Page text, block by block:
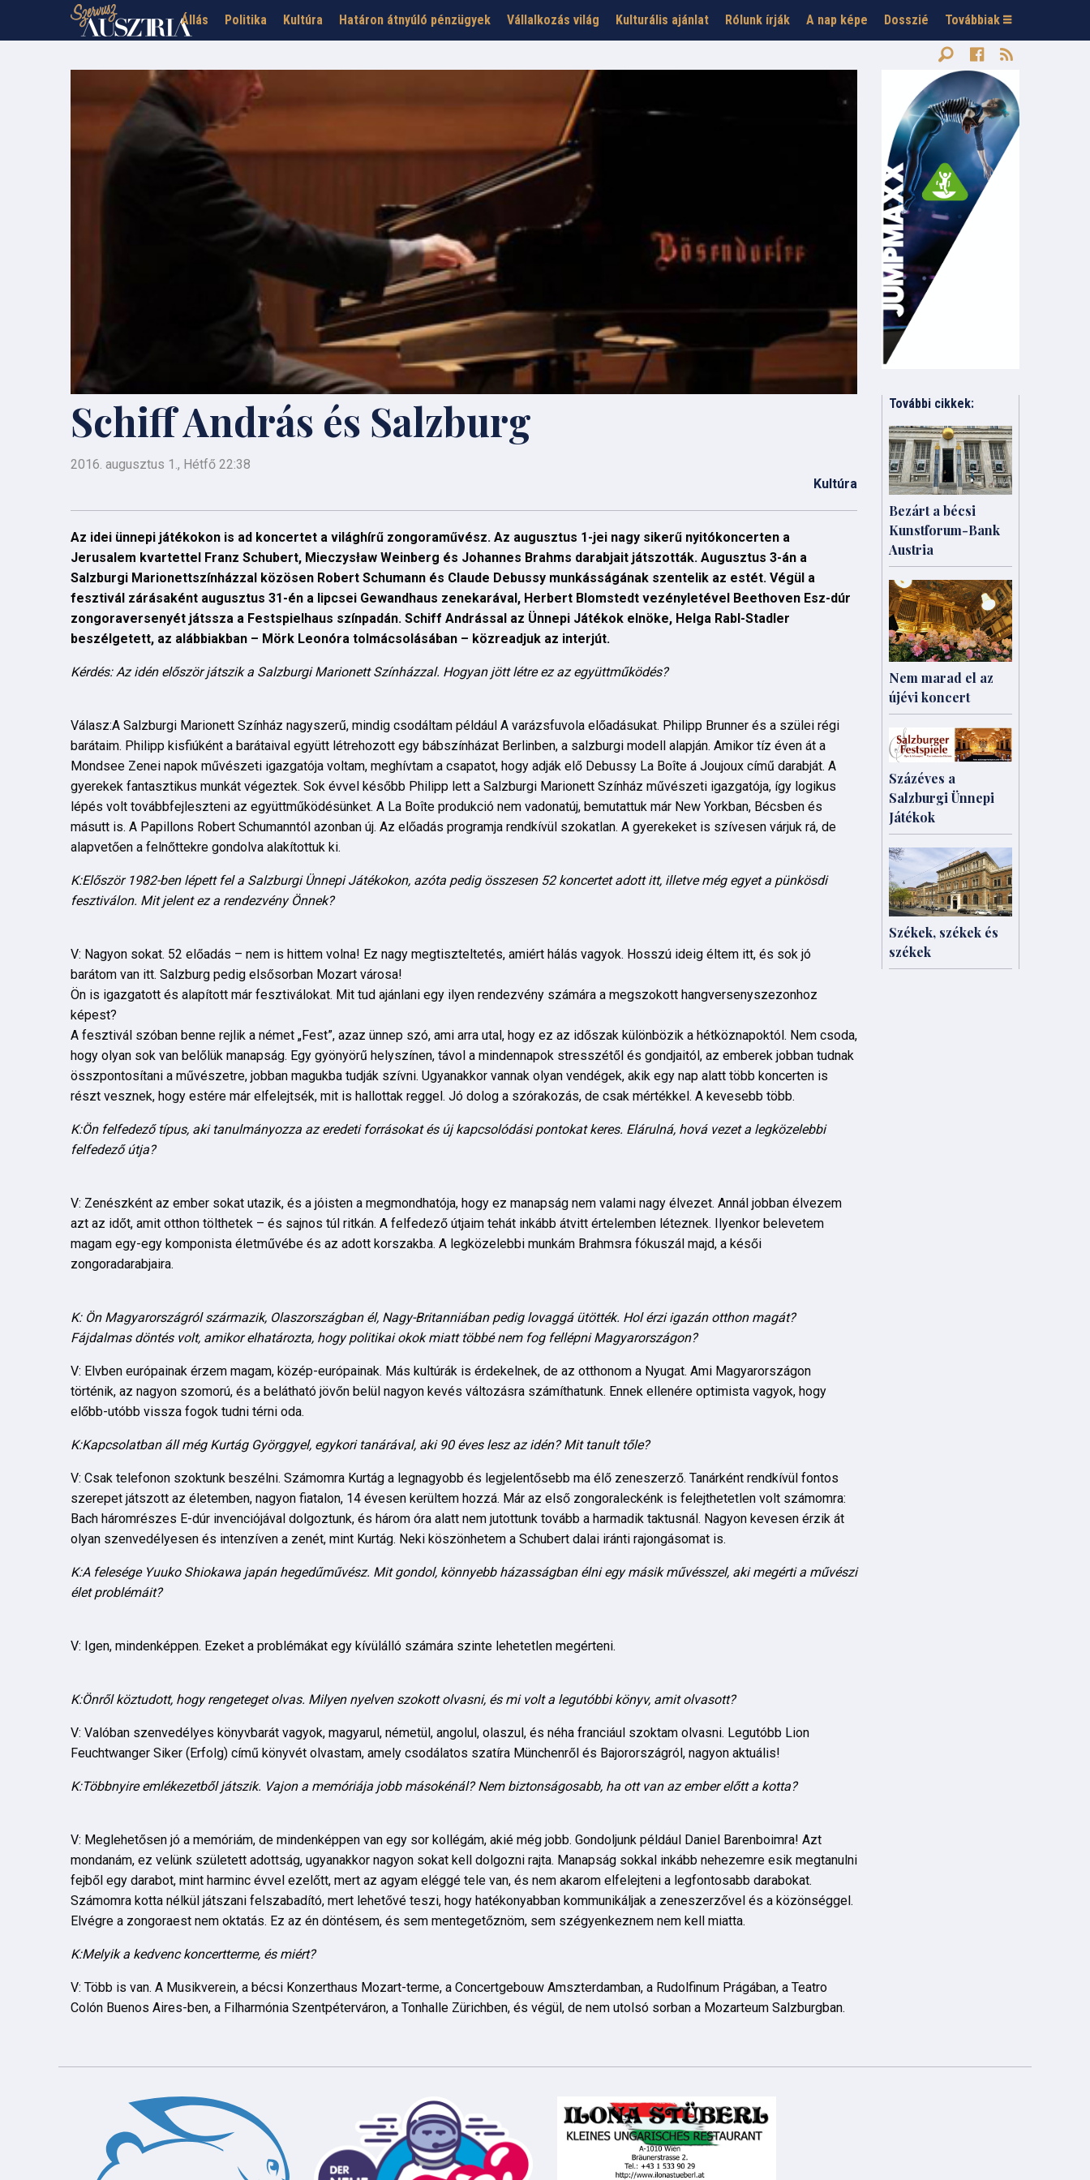
Állás Politika Kultúra Határon átnyúló pénzügyek Vállalkozás világ Kulturális ajánlat Rólunk írják A nap képe Dosszié Továbbiak
Schiff András és Salzburg
2016. augusztus 1., Hétfő 22:38
Kultúra
Az idei ünnepi játékokon is ad koncertet a világhírű zongoraművész. Az augusztus 1-jei nagy sikerű nyitókoncerten a
Jerusalem kvartettel Franz Schubert, Mieczysław Weinberg és Johannes Brahms darabjait játszották. Augusztus 3-án a
Salzburgi Marionettszínházzal közösen Robert Schumann és Claude Debussy munkásságának szentelik az estét. Végül a
fesztivál zárásaként augusztus 31-én a lipcsei Gewandhaus zenekarával, Herbert Blomstedt vezényletével Beethoven Esz-dúr
zongoraversenyét játssza a Festspielhaus színpadán. Schiff Andrással az Ünnepi Játékok elnöke, Helga Rabl-Stadler
beszélgetett, az alábbiakban – Mörk Leonóra tolmácsolásában – közreadjuk az interjút.
Kérdés: Az idén először játszik a Salzburgi Marionett Színházzal. Hogyan jött létre ez az együttműködés?
Válasz:A Salzburgi Marionett Színház nagyszerű, mindig csodáltam például A varázsfuvola előadásukat. Philipp Brunner és a szülei régi
barátaim. Philipp kisfiúként a barátaival együtt létrehozott egy bábszínházat Berlinben, a salzburgi modell alapján. Amikor tíz éven át a
Mondsee Zenei napok művészeti igazgatója voltam, meghívtam a csapatot, hogy adják elő Debussy La Boîte á Joujoux című darabját. A
gyerekek fantasztikus munkát végeztek. Sok évvel később Philipp lett a Salzburgi Marionett Színház művészeti igazgatója, így logikus
lépés volt továbbfejleszteni az együttműködésünket. A La Boîte produkció nem vadonatúj, bemutattuk már New Yorkban, Bécsben és
másutt is. A Papillons Robert Schumanntól azonban új. Az előadás programja rendkívül szokatlan. A gyerekeket is szívesen várjuk rá, de
alapvetően a felnőttekre gondolva alakítottuk ki.
K:Először 1982-ben lépett fel a Salzburgi Ünnepi Játékokon, azóta pedig összesen 52 koncertet adott itt, illetve még egyet a pünkösdi
fesztiválon. Mit jelent ez a rendezvény Önnek?
V: Nagyon sokat. 52 előadás – nem is hittem volna! Ez nagy megtiszteltetés, amiért hálás vagyok. Hosszú ideig éltem itt, és sok jó
barátom van itt. Salzburg pedig elsősorban Mozart városa!
Ön is igazgatott és alapított már fesztiválokat. Mit tud ajánlani egy ilyen rendezvény számára a megszokott hangversenyszezonhoz
képest?
A fesztivál szóban benne rejlik a német „Fest”, azaz ünnep szó, ami arra utal, hogy ez az időszak különbözik a hétköznapoktól. Nem csoda,
hogy olyan sok van belőlük manapság. Egy gyönyörű helyszínen, távol a mindennapok stresszétől és gondjaitól, az emberek jobban tudnak
összpontosítani a művészetre, jobban magukba tudják szívni. Ugyanakkor vannak olyan vendégek, akik egy nap alatt több koncerten is
részt vesznek, hogy estére már elfelejtsék, mit is hallottak reggel. Jó dolog a szórakozás, de csak mértékkel. A kevesebb több.
K:Ön felfedező típus, aki tanulmányozza az eredeti forrásokat és új kapcsolódási pontokat keres. Elárulná, hová vezet a legközelebbi
felfedező útja?
V: Zenészként az ember sokat utazik, és a jóisten a megmondhatója, hogy ez manapság nem valami nagy élvezet. Annál jobban élvezem
azt az időt, amit otthon tölthetek – és sajnos túl ritkán. A felfedező útjaim tehát inkább átvitt értelemben léteznek. Ilyenkor belevetem
magam egy-egy komponista életművébe és az adott korszakba. A legközelebbi munkám Brahmsra fókuszál majd, a késői
zongoradarabjaira.
K: Ön Magyarországról származik, Olaszországban él, Nagy-Britanniában pedig lovaggá ütötték. Hol érzi igazán otthon magát?
Fájdalmas döntés volt, amikor elhatározta, hogy politikai okok miatt többé nem fog fellépni Magyarországon?
V: Elvben európainak érzem magam, közép-európainak. Más kultúrák is érdekelnek, de az otthonom a Nyugat. Ami Magyarországon
történik, az nagyon szomorú, és a belátható jövőn belül nagyon kevés változásra számíthatunk. Ennek ellenére optimista vagyok, hogy
előbb-utóbb vissza fogok tudni térni oda.
K:Kapcsolatban áll még Kurtág Györggyel, egykori tanárával, aki 90 éves lesz az idén? Mit tanult tőle?
V: Csak telefonon szoktunk beszélni. Számomra Kurtág a legnagyobb és legjelentősebb ma élő zeneszerző. Tanárként rendkívül fontos
szerepet játszott az életemben, nagyon fiatalon, 14 évesen kerültem hozzá. Már az első zongoraleckénk is felejthetetlen volt számomra:
Bach háromrészes E-dúr invenciójával dolgoztunk, és három óra alatt nem jutottunk tovább a harmadik taktusnál. Nagyon kevesen érzik át
olyan szenvedélyesen és intenzíven a zenét, mint Kurtág. Neki köszönhetem a Schubert dalai iránti rajongásomat is.
K:A felesége Yuuko Shiokawa japán hegedűművész. Mit gondol, könnyebb házasságban élni egy másik művésszel, aki megérti a művészi
élet problémáit?
V: Igen, mindenképpen. Ezeket a problémákat egy kívülálló számára szinte lehetetlen megérteni.
K:Önről köztudott, hogy rengeteget olvas. Milyen nyelven szokott olvasni, és mi volt a legutóbbi könyv, amit olvasott?
V: Valóban szenvedélyes könyvbarát vagyok, magyarul, németül, angolul, olaszul, és néha franciául szoktam olvasni. Legutóbb Lion
Feuchtwanger Siker (Erfolg) című könyvét olvastam, amely csodálatos szatíra Münchenről és Bajorországról, nagyon aktuális!
K:Többnyire emlékezetből játszik. Vajon a memóriája jobb másokénál? Nem biztonságosabb, ha ott van az ember előtt a kotta?
V: Meglehetősen jó a memóriám, de mindenképpen van egy sor kollégám, akié még jobb. Gondoljunk például Daniel Barenboimra! Azt
mondanám, ez velünk született adottság, ugyanakkor nagyon sokat kell dolgozni rajta. Manapság sokkal inkább nehezemre esik megtanulni
fejből egy darabot, mint harminc évvel ezelőtt, mert az agyam eléggé tele van, és nem akarom elfelejteni a legfontosabb darabokat.
Számomra kotta nélkül játszani felszabadító, mert lehetővé teszi, hogy hatékonyabban kommunikáljak a zeneszerzővel és a közönséggel.
Elvégre a zongoraest nem oktatás. Ez az én döntésem, és sem mentegetőznöm, sem szégyenkeznem nem kell miatta.
K:Melyik a kedvenc koncertterme, és miért?
V: Több is van. A Musikverein, a bécsi Konzerthaus Mozart-terme, a Concertgebouw Amszterdamban, a Rudolfinum Prágában, a Teatro
Colón Buenos Aires-ben, a Filharmónia Szentpéterváron, a Tonhalle Zürichben, és végül, de nem utolsó sorban a Mozarteum Salzburgban.
További cikkek:
Bezárt a bécsi
Kunstforum-Bank
Austria
Nem marad el az
újévi koncert
Százéves a
Salzburgi Ünnepi
Játékok
Székek, székek és
székek